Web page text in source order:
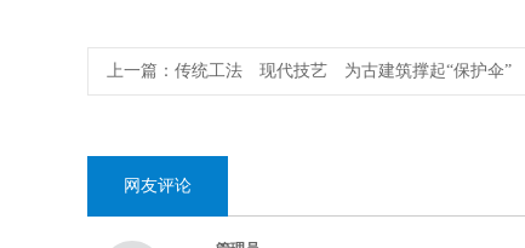
上一篇： 传统工法 现代技艺 为古建筑撑起“保护伞”
网友评论